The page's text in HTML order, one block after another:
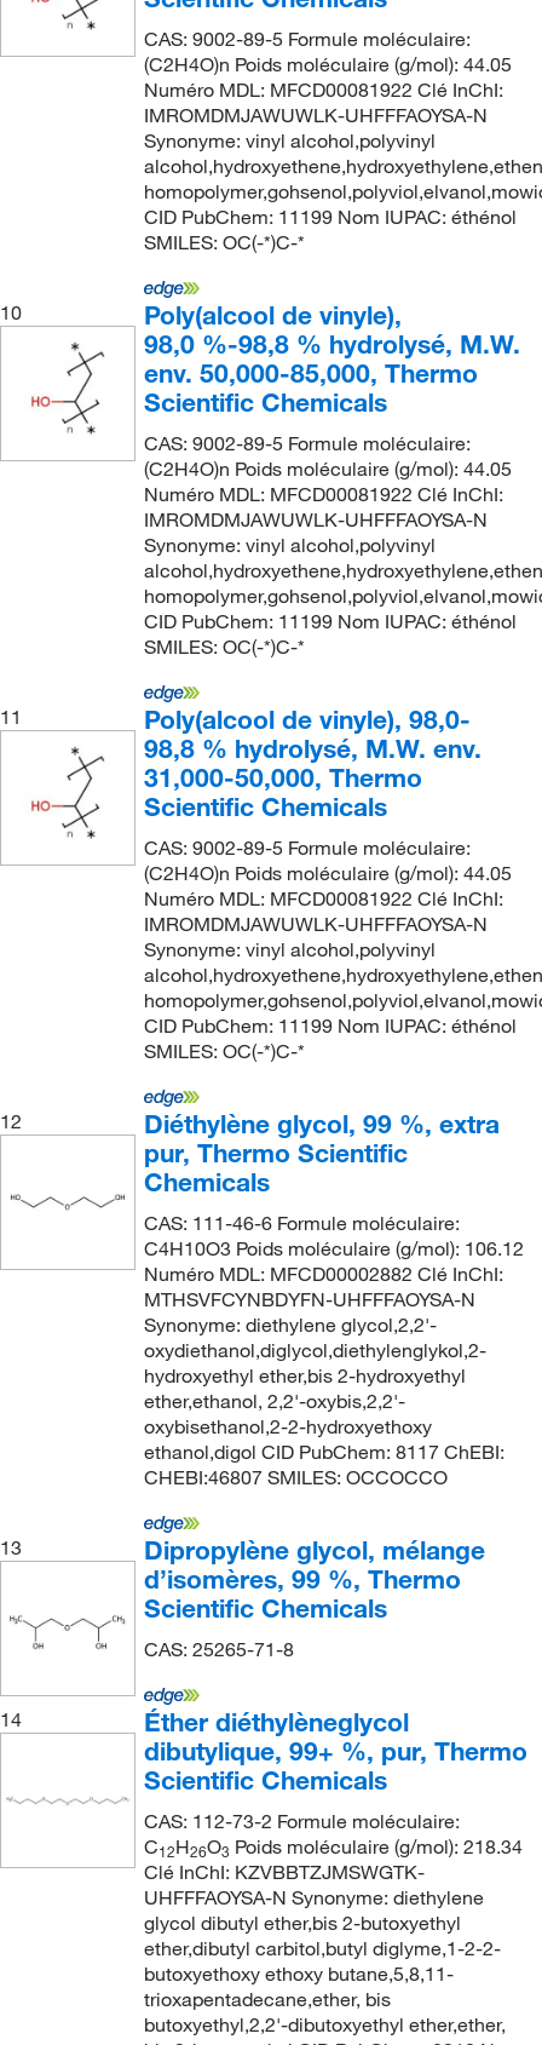
CAS: 9002-89-5 Formule moléculaire:
(C2H4O)n Poids moléculaire (g/mol): 44.05
Numéro MDL: MFCD00081922 Clé InChI:
IMROMDMJAWUWLK-UHFFFAOYSA-N
Synonyme: vinyl alcohol,polyvinyl
CID PubChem: 11199 Nom IUPAC: éthénol
SMILES: OC(-*)C-*
10
Poly(alcool de vinyle),
98,0 %-98,8 % hydrolysé, M.W.
env. 50,000-85,000, Thermo
Scientific Chemicals
CAS: 9002-89-5 Formule moléculaire:
(C2H4O)n Poids moléculaire (g/mol): 44.05
Numéro MDL: MFCD00081922 Clé InChI:
IMROMDMJAWUWLK-UHFFFAOYSA-N
Synonyme: vinyl alcohol,polyvinyl
CID PubChem: 11199 Nom IUPAC: éthénol
SMILES: OC(-*)C-*
11
Poly(alcool de vinyle), 98,0-
98,8 % hydrolysé, M.W. env.
31,000-50,000, Thermo
Scientific Chemicals
CAS: 9002-89-5 Formule moléculaire:
(C2H4O)n Poids moléculaire (g/mol): 44.05
Numéro MDL: MFCD00081922 Clé InChI:
IMROMDMJAWUWLK-UHFFFAOYSA-N
Synonyme: vinyl alcohol,polyvinyl
CID PubChem: 11199 Nom IUPAC: éthénol
SMILES: OC(-*)C-*
12
Diéthylène glycol, 99 %, extra
pur, Thermo Scientific
Chemicals
CAS: 111-46-6 Formule moléculaire:
C4H10O3 Poids moléculaire (g/mol): 106.12
Numéro MDL: MFCD00002882 Clé InChI:
MTHSVFCYNBDYFN-UHFFFAOYSA-N
Synonyme: diethylene glycol,2,2'-
oxydiethanol,diglycol,diethylenglykol,2-
hydroxyethyl ether,bis 2-hydroxyethyl
ether,ethanol, 2,2'-oxybis,2,2'-
oxybisethanol,2-2-hydroxyethoxy
ethanol,digol CID PubChem: 8117 ChEBI:
CHEBI:46807 SMILES: OCCOCCO
13
Dipropylène glycol, mélange
d’isomères, 99 %, Thermo
Scientific Chemicals
CAS: 25265-71-8
14
Éther diéthylèneglycol
dibutylique, 99+ %, pur, Thermo
Scientific Chemicals
CAS: 112-73-2 Formule moléculaire:
C12H26O3 Poids moléculaire (g/mol): 218.34
Clé InChI: KZVBBTZJMSWGTK-
UHFFFAOYSA-N Synonyme: diethylene
glycol dibutyl ether,bis 2-butoxyethyl
ether,dibutyl carbitol,butyl diglyme,1-2-2-
butoxyethoxy ethoxy butane,5,8,11-
trioxapentadecane,ether, bis
butoxyethyl,2,2'-dibutoxyethyl ether,ether,